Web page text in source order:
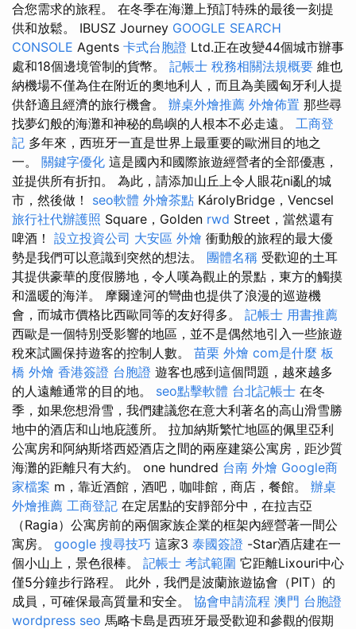
合您需求的旅程。 在冬季在海灘上預訂特殊的最後一刻提
供和放鬆。 IBUSZ Journey GOOGLE SEARCH
CONSOLE Agents 卡式台胞證 Ltd.正在改變44個城市辦事
處和18個邊境管制的貨幣。 記帳士 稅務相關法規概要 維也
納機場不僅為住在附近的奧地利人，而且為美國匈牙利人提
供舒適且經濟的旅行機會。 辦桌外燴推薦 外燴佈置 那些尋
找夢幻般的海灘和神秘的島嶼的人根本不必走遠。 工商登
記 多年來，西班牙一直是世界上最重要的歐洲目的地之
一。 關鍵字優化 這是國內和國際旅遊經營者的全部優惠，
並提供所有折扣。 為此，請添加山丘上令人眼花ni亂的城
市，然後做！ seo軟體 外燴茶點 KárolyBridge，Vencsel
旅行社代辦護照 Square，Golden rwd Street，當然還有
啤酒！ 設立投資公司 大安區 外燴 衝動般的旅程的最大優
勢是我們可以意識到突然的想法。 團體名稱 受歡迎的土耳
其提供豪華的度假勝地，令人嘆為觀止的景點，東方的觸摸
和溫暖的海洋。 摩爾達河的彎曲也提供了浪漫的巡遊機
會，而城市價格比西歐同等的友好得多。 記帳士 用書推薦
西歐是一個特別受影響的地區，並不是偶然地引入一些旅遊
稅來試圖保持遊客的控制人數。 苗栗 外燴 com是什麼 板
橋 外燴 香港簽證 台胞證 遊客也感到這個問題，越來越多
的人遠離通常的目的地。 seo點擊軟體 台北記帳士 在冬
季，如果您想滑雪，我們建議您在意大利著名的高山滑雪勝
地中的酒店和山地庇護所。 拉加納斯繁忙地區的佩里亞利
公寓房和阿納斯塔西婭酒店之間的兩座建築公寓房，距沙質
海灘的距離只有大約。 one hundred 台南 外燴 Google商
家檔案 m，靠近酒館，酒吧，咖啡館，商店，餐館。 辦桌
外燴推薦 工商登記 在定居點​​的安靜部分中，在拉吉亞
（Ragia）公寓房前的兩個家族企業的框架內經營著一間公
寓房。 google 搜尋技巧 這家3 泰國簽證 -Star酒店建在一
個小山上，景色很棒。 記帳士 考試範圍 它距離Lixouri中心
僅5分鐘步行路程。 此外，我們是波蘭旅遊協會（PIT）的
成員，可確保最高質量和安全。 協會申請流程 澳門 台胞證
wordpress seo 馬略卡島是西班牙最受歡迎和參觀的假期